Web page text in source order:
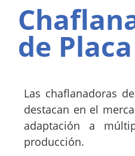
de
Las chaflanadoras
destacan en el
adaptación a
producción.